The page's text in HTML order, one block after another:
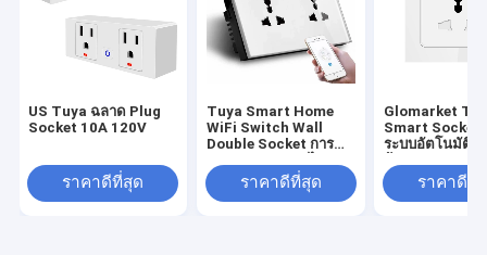
US Tuya ฉลาด Plug
Socket 10A 120V
ราคาดีที่สุด
Tuya Smart Home
WiFi Switch Wall
Double Socket การ
USB Charger Socket
ราคาดีที่สุด
Glomarket
Smart Socket
ระบบอัตโนมัติภ
Outletราคาดีที่